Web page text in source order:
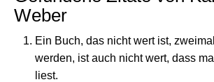
Weber
Ein Buch, das nicht wert ist,
werden, ist auch nicht wert, dass
liest.